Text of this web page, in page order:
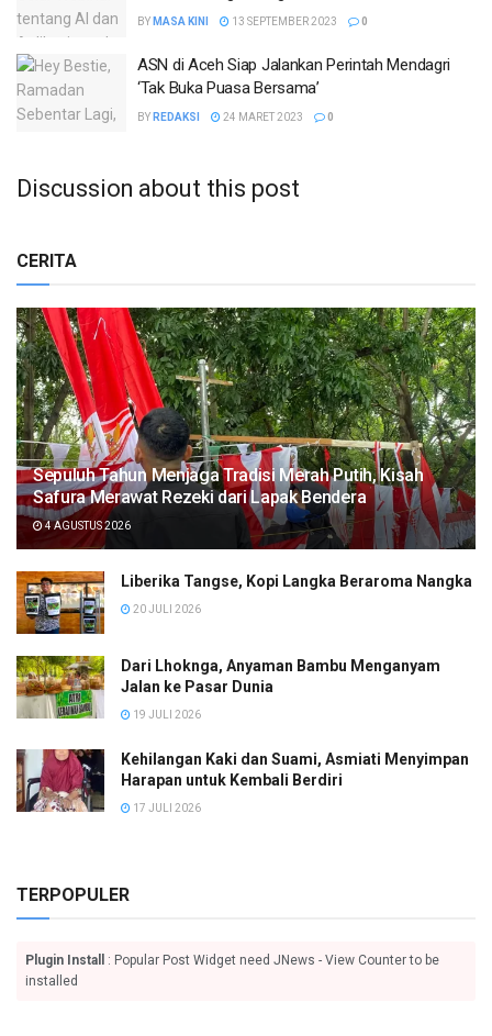
BY MASA KINI 13 SEPTEMBER 2023 0
ASN di Aceh Siap Jalankan Perintah Mendagri
‘Tak Buka Puasa Bersama’
BY REDAKSI 24 MARET 2023 0
Discussion about this post
CERITA
Sepuluh Tahun Menjaga Tradisi Merah Putih, Kisah
Safura Merawat Rezeki dari Lapak Bendera
4 AGUSTUS 2026
Liberika Tangse, Kopi Langka Beraroma Nangka
20 JULI 2026
Dari Lhoknga, Anyaman Bambu Menganyam
Jalan ke Pasar Dunia
19 JULI 2026
Kehilangan Kaki dan Suami, Asmiati Menyimpan
Harapan untuk Kembali Berdiri
17 JULI 2026
TERPOPULER
Plugin Install
: Popular Post Widget need JNews - View Counter to be
installed